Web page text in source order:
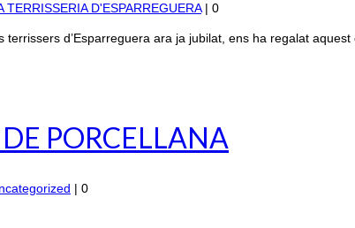
TERRISSERIA D'ESPARREGUERA | 0
d’Esparreguera ara ja jubilat, ens ha regalat
PORCELLANA
| 0